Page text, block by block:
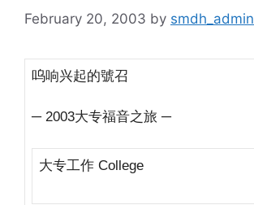
February 20, 2003 by smdh_admin
呜响兴起的號召
─ 2003大专福音之旅 ─
大专工作 College